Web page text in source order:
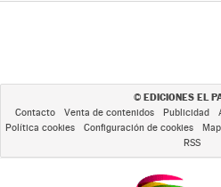
© EDICIONES EL
Contacto Venta de contenidos Publicidad
Política cookies
Configuración de cookies
RSS